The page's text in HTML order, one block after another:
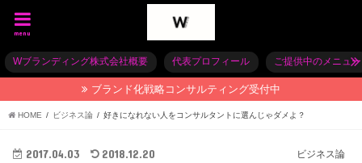
menu
Wブランディング株式会社概要 代表プロフィール ご提供中のメニュー
ブランド化戦略コンサルティング受付中
HOME ビジネス論 好きになれない人をコンサルタントに選んじゃダメよ？
ビジネス論
2017.04.03 2018.12.20